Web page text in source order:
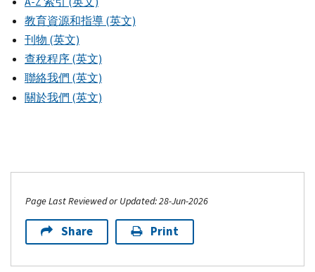
教育資源和指導 (英文)
刊物 (英文)
查稅程序 (英文)
聯絡我們 (英文)
關於我們 (英文)
Page Last Reviewed or Updated: 28-Jun-2026
Share Print